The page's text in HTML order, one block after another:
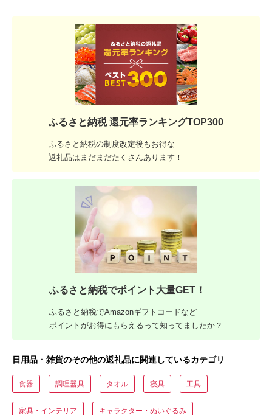
ふるさと納税 還元率ランキングTOP300
ふるさと納税の制度改定後もお得な
返礼品はまだまだたくさんあります！
ふるさと納税でポイント大量GET！
ふるさと納税でAmazonギフトコードなど
ポイントがお得にもらえるって知ってましたか？
日用品・雑貨のその他の返礼品に関連しているカテゴリ
食器 調理器具 タオル 寝具 工具
家具・インテリア キャラクター・ぬいぐるみ